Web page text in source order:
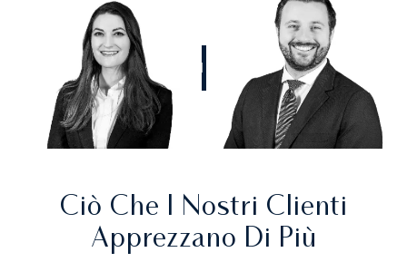
CHIAMATECI
Ciò Che I Nostri Clienti
Apprezzano Di Più